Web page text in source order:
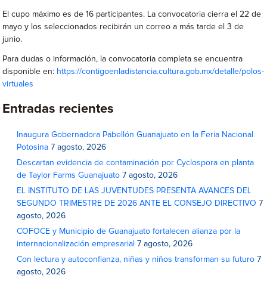
El cupo máximo es de 16 participantes. La convocatoria cierra el 22 de
mayo y los seleccionados recibirán un correo a más tarde el 3 de
junio.
Para dudas o información, la convocatoria completa se encuentra
disponible en: https://contigoenladistancia.cultura.gob.mx/detalle/polos-
virtuales
Entradas recientes
Inaugura Gobernadora Pabellón Guanajuato en la Feria Nacional
Potosina 7 agosto, 2026
Descartan evidencia de contaminación por Cyclospora en planta
de Taylor Farms Guanajuato 7 agosto, 2026
EL INSTITUTO DE LAS JUVENTUDES PRESENTA AVANCES DEL
SEGUNDO TRIMESTRE DE 2026 ANTE EL CONSEJO DIRECTIVO 7
agosto, 2026
COFOCE y Municipio de Guanajuato fortalecen alianza por la
internacionalización empresarial 7 agosto, 2026
Con lectura y autoconfianza, niñas y niños transforman su futuro 7
agosto, 2026